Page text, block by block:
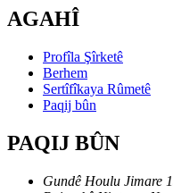
AGAHÎ
Profîla Şîrketê
Berhem
Sertîfîkaya Rûmetê
Paqij bûn
PAQIJ BÛN
Gundê Houlu Jimare